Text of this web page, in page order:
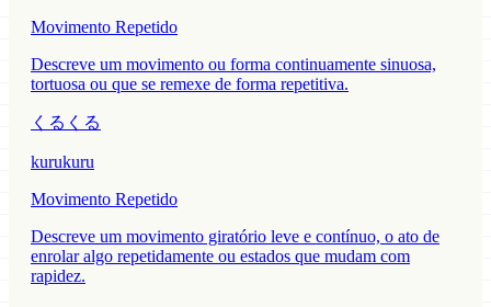
Movimento Repetido
Descreve um movimento ou forma continuamente sinuosa,
tortuosa ou que se remexe de forma repetitiva.
くるくる
kurukuru
Movimento Repetido
Descreve um movimento giratório leve e contínuo, o ato de
enrolar algo repetidamente ou estados que mudam com
rapidez.